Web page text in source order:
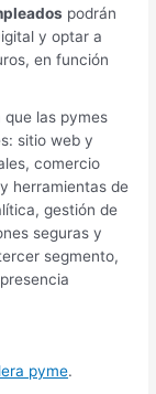
podrán
y optar a
en función
que las pymes
sitio web y
comercio
herramientas de
gestión de
seguras y
segmento,
pyme.